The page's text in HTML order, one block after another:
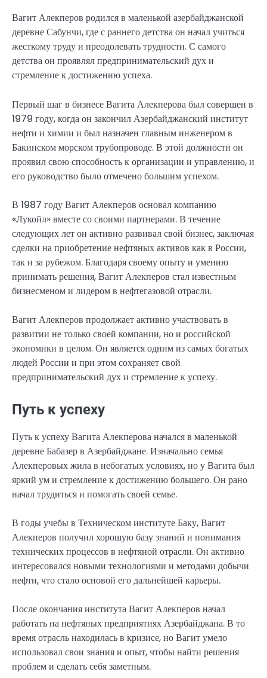
Вагит Алекперов родился в маленькой азербайджанской
деревне Сабунчи, где с раннего детства он начал учиться
жесткому труду и преодолевать трудности. С самого
детства он проявлял предпринимательский дух и
стремление к достижению успеха.
Первый шаг в бизнесе Вагита Алекперова был совершен в
1979 году, когда он закончил Азербайджанский институт
нефти и химии и был назначен главным инженером в
Бакинском морском трубопроводе. В этой должности он
проявил свою способность к организации и управлению, и
его руководство было отмечено большим успехом.
В 1987 году Вагит Алекперов основал компанию
«Лукойл» вместе со своими партнерами. В течение
следующих лет он активно развивал свой бизнес, заключая
сделки на приобретение нефтяных активов как в России,
так и за рубежом. Благодаря своему опыту и умению
принимать решения, Вагит Алекперов стал известным
бизнесменом и лидером в нефтегазовой отрасли.
Вагит Алекперов продолжает активно участвовать в
развитии не только своей компании, но и российской
экономики в целом. Он является одним из самых богатых
людей России и при этом сохраняет свой
предпринимательский дух и стремление к успеху.
Путь к успеху
Путь к успеху Вагита Алекперова начался в маленькой
деревне Бабазер в Азербайджане. Изначально семья
Алекперовых жила в небогатых условиях, но у Вагита был
яркий ум и стремление к достижению большего. Он рано
начал трудиться и помогать своей семье.
В годы учебы в Техническом институте Баку, Вагит
Алекперов получил хорошую базу знаний и понимания
технических процессов в нефтяной отрасли. Он активно
интересовался новыми технологиями и методами добычи
нефти, что стало основой его дальнейшей карьеры.
После окончания института Вагит Алекперов начал
работать на нефтяных предприятиях Азербайджана. В то
время отрасль находилась в кризисе, но Вагит умело
использовал свои знания и опыт, чтобы найти решения
проблем и сделать себя заметным.